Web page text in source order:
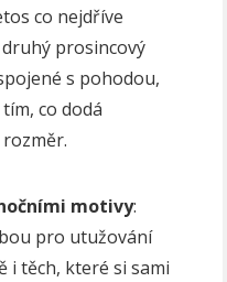
co nejdříve
prosincový
s pohodou,
co dodá
motivy:
pro utužování
i těch, které si sami